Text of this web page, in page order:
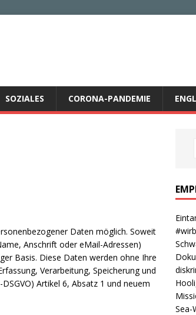
SOZIALES CORONA-PANDEMIE
Daten möglich. Soweit
Anschrift oder eMail-Adressen)
Basis. Diese Daten werden ohne Ihre
Verarbeitung, Speicherung und
Artikel 6, Absatz 1 und neuem
Sea-